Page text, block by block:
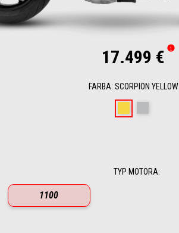
17.499 €
FARBA: SCORPION YELLOW
TYP MOTORA:
1100